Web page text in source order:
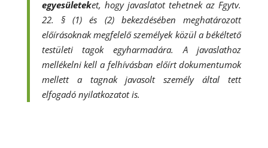
egyesületeket, hogy javaslatot tehetnek az Fgytv.
22. § (1) és (2) bekezdésében meghatározott
előírásoknak megfelelő személyek közül a békéltető
testületi tagok egyharmadára. A javaslathoz
mellékelni kell a felhívásban előírt dokumentumok
mellett a tagnak javasolt személy által tett
elfogadó nyilatkozatot is.